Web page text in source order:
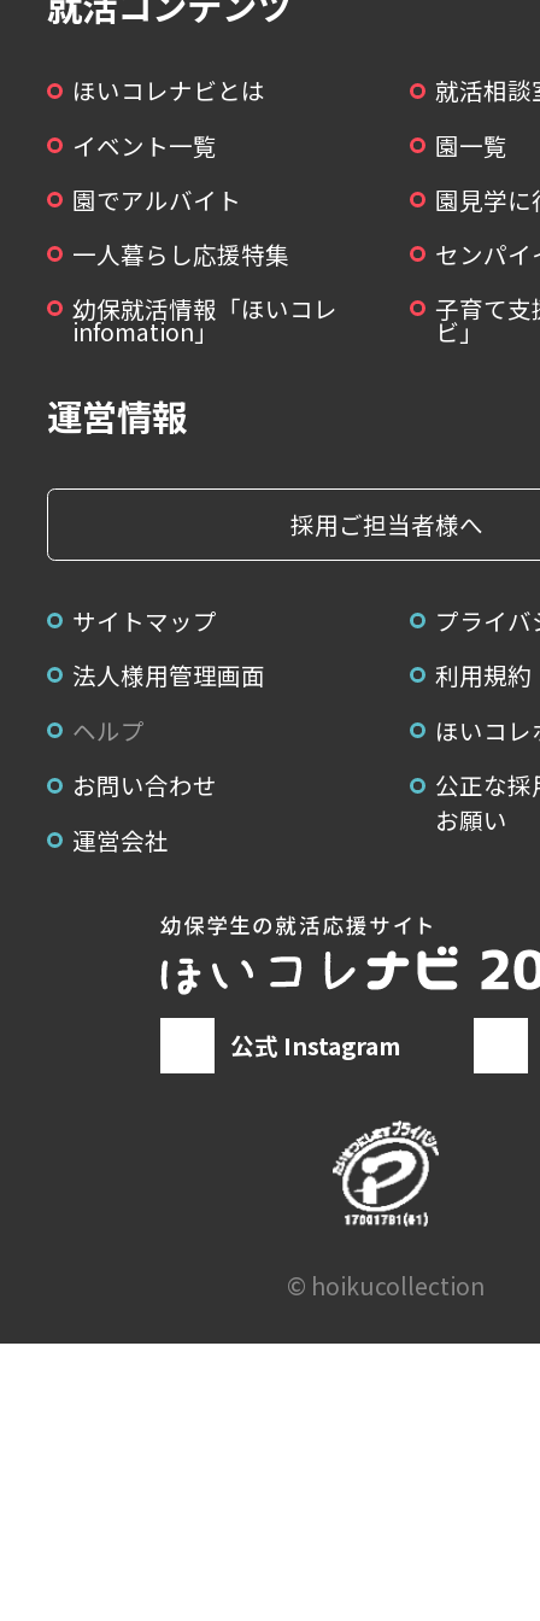
ほいコレナビとは
就活相談
イベント一覧
園一覧
園でアルバイト
園見学
一人暮らし応援特集
センパ
幼保就活情報「ほいコレ
infomation」
子育て支
ビ」
運営情報
採用ご担当者様へ
サイトマップ
プライ
法人様用管理画面
利用規約
ヘルプ
ほいコ
お問い合わせ
公正な
お願い
運営会社
公式 Instagram
© hoikucollection